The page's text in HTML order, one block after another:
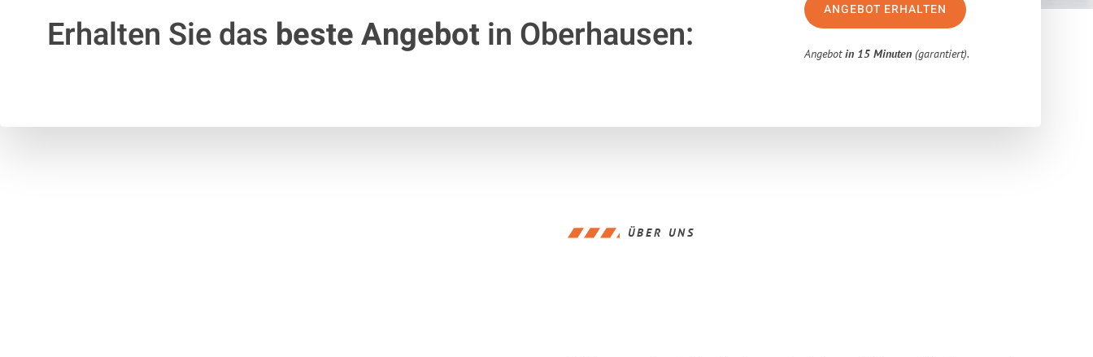
Erhalten Sie das beste Angebotin Oberhausen:
ANGEBOT ERHALTEN
Angebotin 15 Minuten (garantiert).
ÜBER UNS